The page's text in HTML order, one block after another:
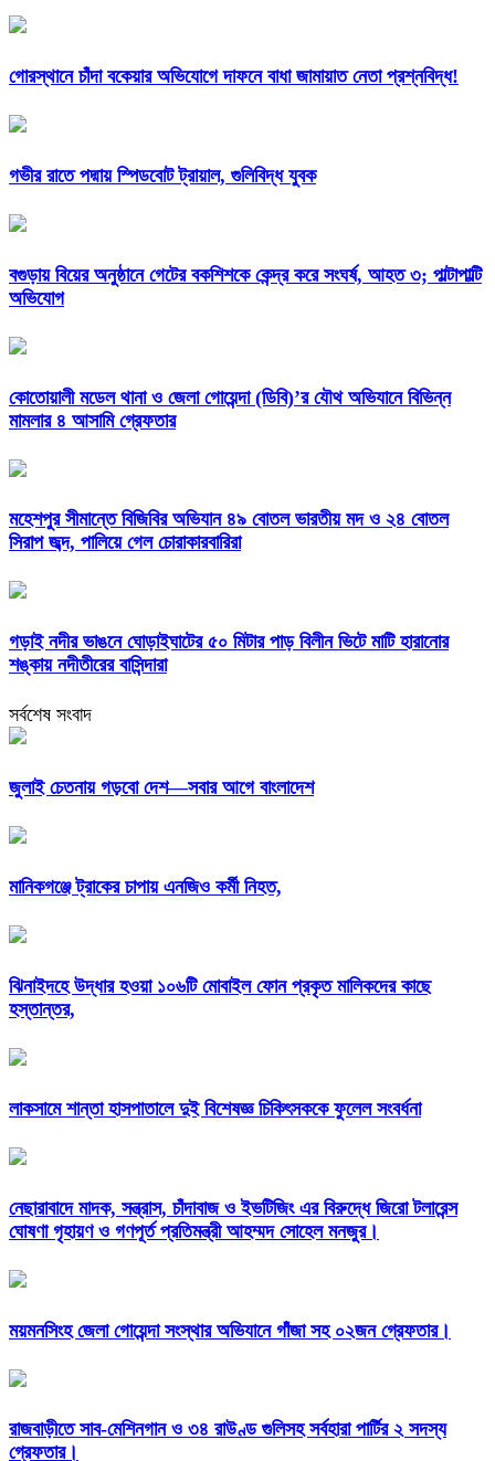
গোরস্থানে চাঁদা বকেয়ার অভিযোগে দাফনে বাধা জামায়াত নেতা প্রশ্নবিদ্ধ!
গভীর রাতে পদ্মায় স্পিডবোট ট্রায়াল, গুলিবিদ্ধ যুবক
বগুড়ায় বিয়ের অনুষ্ঠানে গেটের বকশিশকে কেন্দ্র করে সংঘর্ষ, আহত ৩; পাল্টাপাল্টি
অভিযোগ
কোতোয়ালী মডেল থানা ও জেলা গোয়েন্দা (ডিবি)’র যৌথ অভিযানে বিভিন্ন
মামলার ৪ আসামি গ্রেফতার
মহেশপুর সীমান্তে বিজিবির অভিযান ৪৯ বোতল ভারতীয় মদ ও ২৪ বোতল
সিরাপ জব্দ, পালিয়ে গেল চোরাকারবারিরা
গড়াই নদীর ভাঙনে ঘোড়াইঘাটের ৫০ মিটার পাড় বিলীন ভিটে মাটি হারানোর
শঙ্কায় নদীতীরের বাসিন্দারা
সর্বশেষ সংবাদ
জুলাই চেতনায় গড়বো দেশ—সবার আগে বাংলাদেশ
মানিকগঞ্জে ট্রাকের চাপায় এনজিও কর্মী নিহত,
ঝিনাইদহে উদ্ধার হওয়া ১০৬টি মোবাইল ফোন প্রকৃত মালিকদের কাছে
হস্তান্তর,
লাকসামে শান্তা হাসপাতালে দুই বিশেষজ্ঞ চিকিৎসককে ফুলেল সংবর্ধনা
নেছারাবাদে মাদক, সন্ত্রাস, চাঁদাবাজ ও ইভটিজিং এর বিরুদ্ধে জিরো টলারেন্স
ঘোষণা গৃহায়ণ ও গণপূর্ত প্রতিমন্ত্রী আহম্মদ সোহেল মনজুর।
ময়মনসিংহ জেলা গোয়েন্দা সংস্থার অভিযানে গাঁজা সহ ০২জন গ্রেফতার।
রাজবাড়ীতে সাব-মেশিনগান ও ৩৪ রাউণ্ড গুলিসহ সর্বহারা পার্টির ২ সদস্য
গ্রেফতার।